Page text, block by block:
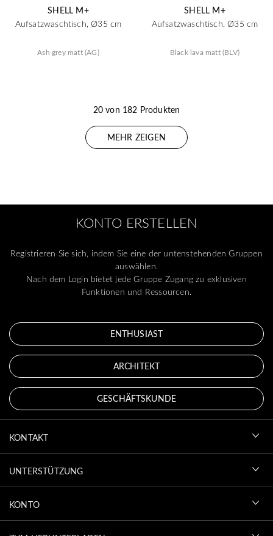
SHELL M+
Aufsatzwaschtisch, Ø35 cm
Ash grey matt (AG)
SHELL M+
Aufsatzwaschtisch, Ø35 cm
Black lava matt (BLV)
20 von 182 Produkten
MEHR ZEIGEN
KONTO ERSTELLEN
Registrieren Sie sich, indem Sie eine der untenstehenden Gruppen
auswählen.
Nach dem Login bietet jede Gruppe Zugang zu exklusiven
Funktionen und Ressourcen.
ENTHUSIAST
ARCHITEKT
GESCHÄFTSKUNDE
KONTAKT
UNTERSTÜTZUNG
KONTO